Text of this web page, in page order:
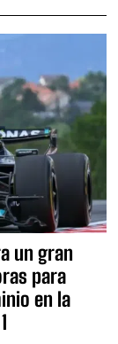
un gran
para
en la